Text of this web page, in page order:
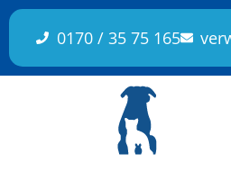
springen
0170 / 35 75 165